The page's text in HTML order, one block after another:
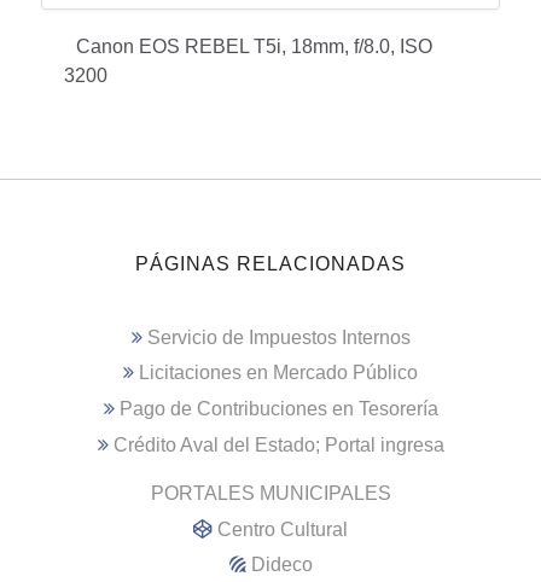
Canon EOS REBEL T5i, 18mm, f/8.0, ISO
3200
PÁGINAS RELACIONADAS
Servicio de Impuestos Internos
Licitaciones en Mercado Público
Pago de Contribuciones en Tesorería
Crédito Aval del Estado; Portal ingresa
PORTALES MUNICIPALES
Centro Cultural
Dideco